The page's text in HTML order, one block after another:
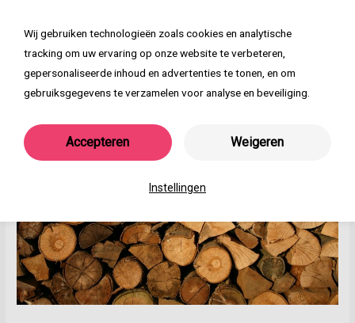
Wij gebruiken technologieën zoals cookies en analytische
tracking om uw ervaring op onze website te verbeteren,
gepersonaliseerde inhoud en advertenties te tonen, en om
gebruiksgegevens te verzamelen voor analyse en beveiliging.
Accepteren Weigeren
Instellingen